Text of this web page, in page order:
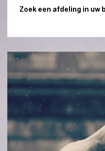
Zoek een afdeling in uw